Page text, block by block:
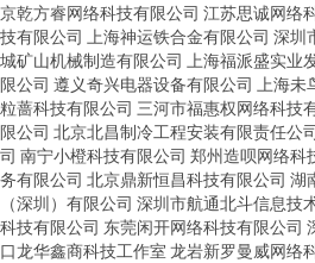
京乾方睿网络科技有限公司 江苏思诚网络
技有限公司
上海神运铁合金有限公司 深圳
城矿山机械制造有限公司
上海福派盛实业
限公司 遵义奇兴电器设备有限公司 上海
粒蔷科技有限公司 三河市福惠权网络科技
限公司 北京北昌制冷工程安装有限责任公
司 南宁小橙科技有限公司 郑州造呗网络科
务有限公司 北京鼎新恒昌科技有限公司 湖
（深圳）有限公司 深圳市航通北斗信息技
科技有限公司 东莞闲开网络科技有限公司
口龙华鑫商科技工作室 龙岩新罗曼威网络